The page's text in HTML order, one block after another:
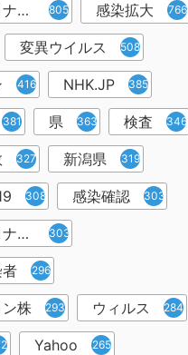
新型コロナウイルス感染 805 感染拡大 766
変異ウイルス 508
416 NHK.JP 385
381 県 363 検査 346
327 新潟県 319
308 感染確認 303
新型コロナウィルス感染症 303
296
株 293 ウィルス 284
Yahoo 265